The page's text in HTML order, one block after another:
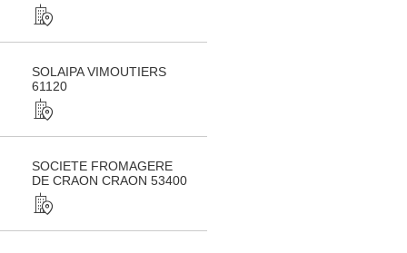
SOLAIPA VIMOUTIERS
61120
SOCIETE FROMAGERE
DE CRAON CRAON 53400